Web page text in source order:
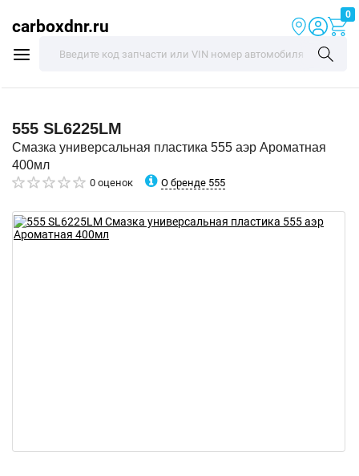
carboxdnr.ru
0
555 SL6225LM
Смазка универсальная пластика 555 аэр Ароматная
400мл
0 оценок О бренде 555